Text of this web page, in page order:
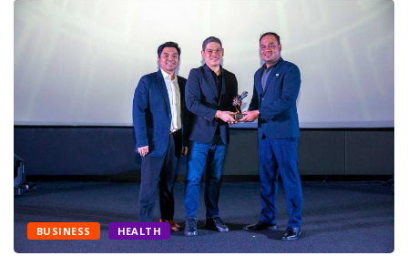
BUSINESS HEALTH